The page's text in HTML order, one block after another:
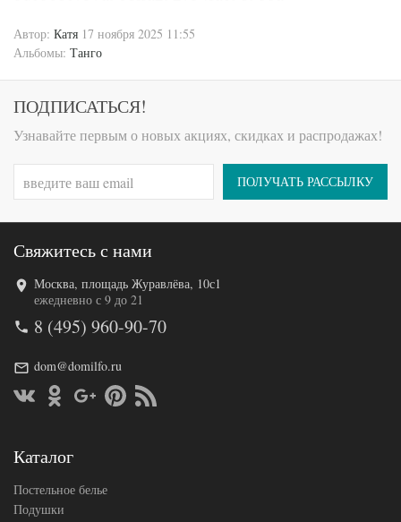
Автор: Катя 17 ноября 2025 11:55
Альбомы: Танго
ПОДПИСАТЬСЯ!
Узнавайте первым о новых акциях, скидках и распродажах!
ПОЛУЧАТЬ РАССЫЛКУ
Свяжитесь с нами
Москва, площадь Журавлёва, 10с1
ежедневно с 9 до 21
8 (495) 960-90-70
dom@domilfo.ru
Каталог
Постельное белье
Подушки